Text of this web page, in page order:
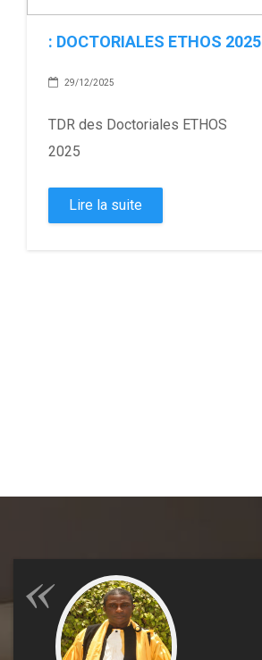
: DOCTORIALES ETHOS 2025
29/12/2025
TDR des Doctoriales ETHOS
2025
Lire la suite